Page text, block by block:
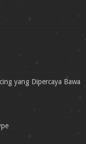
yang Dipercaya Bawa